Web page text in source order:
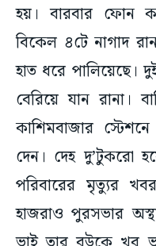
হয়। বারবার ফোন
বিকেল ৪টে নাগাদ
হাত ধরে পালিয়েছে।
বেরিয়ে যান রানা।
কাশিমবাজার
দেন। দেহ দু’টুকরো
পরিবারের মৃত্যুর
হাজরাও পুরসভার